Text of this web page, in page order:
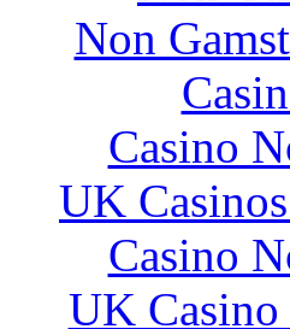
Non
Casino
UK
Casino
UK